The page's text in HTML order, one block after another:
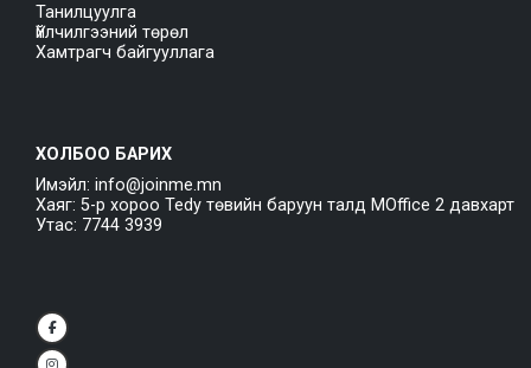
Танилцуулга
Үйлчилгээний төрөл
Хамтрагч байгууллага
ХОЛБОО БАРИХ
Имэйл: info@joinme.mn
Хаяг: 5-р хороо Tedy төвийн баруун талд MOffice 2 давхарт
Утас: 7744 3939